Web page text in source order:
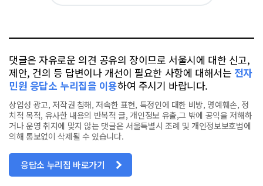
댓글은 자유로운 의견 공유의 장이므로 서울시에 대한 신고,
제안, 건의 등 답변이나 개선이 필요한 사항에 대해서는 전자
민원 응답소 누리집을 이용하여 주시기 바랍니다.
상업성 광고, 저작권 침해, 저속한 표현, 특정인에 대한 비방, 명예훼손, 정
치적 목적, 유사한 내용의 반복적 글, 개인정보 유출,그 밖에 공익을 저해하
거나 운영 취지에 맞지 않는 댓글은 서울특별시 조례 및 개인정보보호법에
의해 통보없이 삭제될 수 있습니다.
응답소 누리집 바로가기